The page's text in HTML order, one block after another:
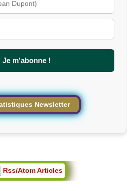
Je m'abonne !
Newsletter
Rss/Atom Articles